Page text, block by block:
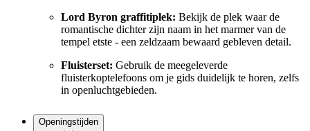
Lord Byron graffitiplek: Bekijk de plek waar de
romantische dichter zijn naam in het marmer van de
tempel etste - een zeldzaam bewaard gebleven detail.
Fluisterset: Gebruik de meegeleverde
fluisterkoptelefoons om je gids duidelijk te horen, zelfs
in openluchtgebieden.
Openingstijden